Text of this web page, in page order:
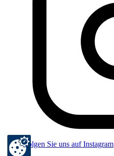
Folgen Sie uns auf Instagram